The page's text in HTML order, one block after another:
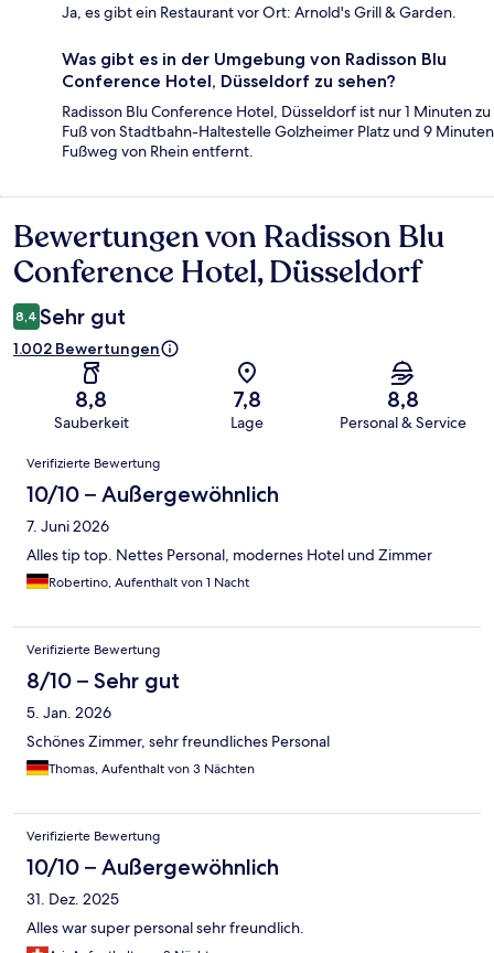
Ja, es gibt ein Restaurant vor Ort: Arnold's Grill & Garden.
Was gibt es in der Umgebung von Radisson Blu
Conference Hotel, Düsseldorf zu sehen?
Radisson Blu Conference Hotel, Düsseldorf ist nur 1 Minuten zu
Fuß von Stadtbahn-Haltestelle Golzheimer Platz und 9 Minuten
Fußweg von Rhein entfernt.
Bewertungen
Bewertungen von Radisson Blu
Conference Hotel, Düsseldorf
8,4 Sehr gut
1.002 Bewertungen
8,8
Sauberkeit
7,8
Lage
8,8
Personal & Service
Bewertungen
Verifizierte Bewertung
10/10 – Außergewöhnlich
7. Juni 2026
Alles tip top. Nettes Personal, modernes Hotel und Zimmer
Robertino, Aufenthalt von 1 Nacht
Verifizierte Bewertung
8/10 – Sehr gut
5. Jan. 2026
Schönes Zimmer, sehr freundliches Personal
Thomas, Aufenthalt von 3 Nächten
Verifizierte Bewertung
10/10 – Außergewöhnlich
31. Dez. 2025
Alles war super personal sehr freundlich.